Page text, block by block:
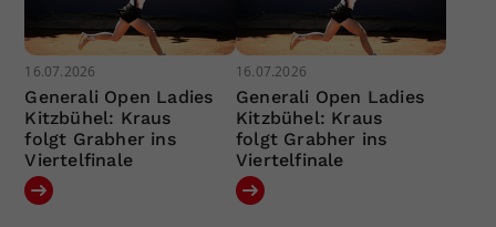
16.07.2026
Generali Open Ladies
Kitzbühel: Kraus
folgt Grabher ins
Viertelfinale
16.07.2026
Generali Open Ladies
Kitzbühel: Kraus
folgt Grabher ins
Viertelfinale